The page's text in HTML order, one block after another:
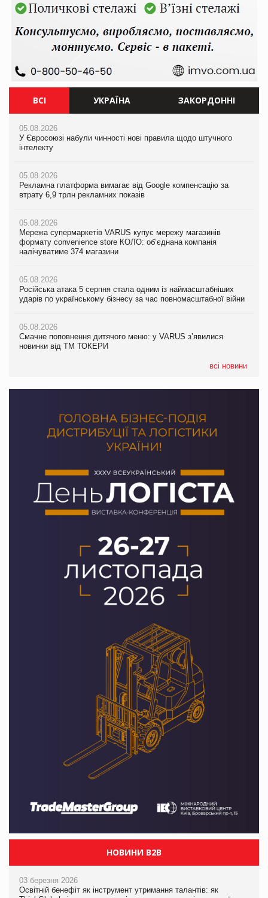
ВСІ УКРАЇНА ЗАКОРДОННІ
05.08.2026
У Євросоюзі набули чинності нові правила щодо штучного
інтелекту
05.08.2026
Рекламна платформа вимагає від Google компенсацію за
втрату 6,9 трлн рекламних показів
05.08.2026
Мережа супермаркетів VARUS купує мережу магазинів
формату convenience store КОЛО: об’єднана компанія
налічуватиме 374 магазини
05.08.2026
Російська атака 5 серпня стала одним із наймасштабніших
ударів по українському бізнесу за час повномасштабної війни
05.08.2026
Смачне поповнення дитячого меню: у VARUS з’явилися
новинки від ТМ ТОКЕРИ
всі новини
05.08.2026
Мережа супермаркетів VARUS купує мережу магазинів
формату convenience store КОЛО: об’єднана компанія
05.08.2026
Російська атака 5 серпня стала одним із наймасштабніших
05.08.2026
Смачне поповнення дитячого меню: у VARUS з’явилися
новинки від ТМ ТОКЕРИ
05.08.2026
Сергій Лісунов про заморожені хлібобулочні вироби на
PrivateLabel&FMCG Master 2026
04.08.2026
Через атаку РФ у Дніпрі пошкоджено склад шоколаду
Millennium
05.08.2026
У Євросоюзі набули чинності нові правила щодо штучного
інтелекту
05.08.2026
Рекламна платформа вимагає від Google компенсацію за
втрату 6,9 трлн рекламних показів
05.08.2026
Adidas витратила понад $1 млрд на маркетинг за квартал
продуктів
НОВИНИ B2B
03 березня 2026
Освітній бенефіт як інструмент утримання талантів: як